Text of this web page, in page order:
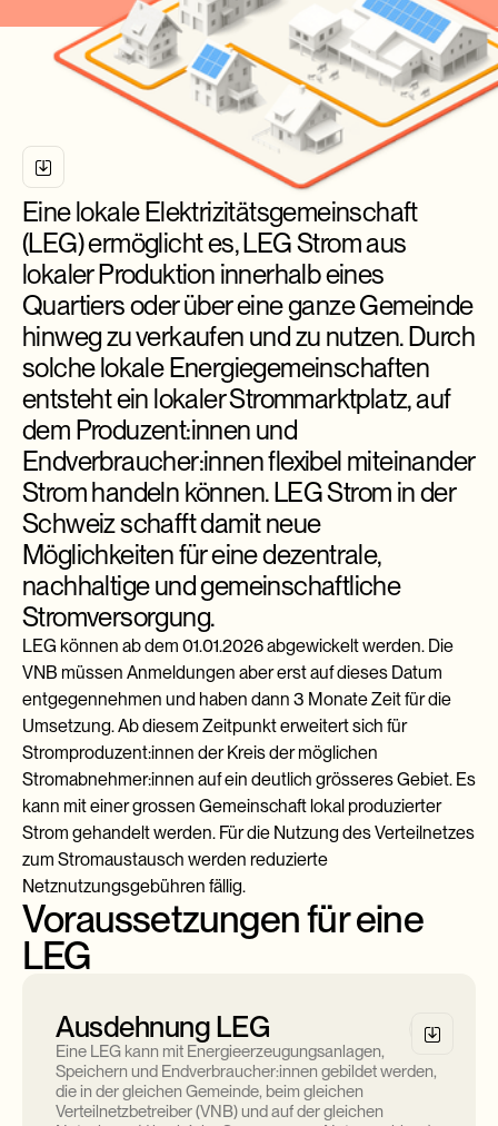
Eine lokale Elektrizitätsgemeinschaft
(LEG) ermöglicht es, LEG Strom aus
lokaler Produktion innerhalb eines
Quartiers oder über eine ganze Gemeinde
hinweg zu verkaufen und zu nutzen. Durch
solche lokale Energiegemeinschaften
entsteht ein lokaler Strommarktplatz, auf
dem Produzent:innen und
Endverbraucher:innen flexibel miteinander
Strom handeln können. LEG Strom in der
Schweiz schafft damit neue
Möglichkeiten für eine dezentrale,
nachhaltige und gemeinschaftliche
Stromversorgung.
LEG können ab dem 01.01.2026 abgewickelt werden. Die
VNB müssen Anmeldungen aber erst auf dieses Datum
entgegennehmen und haben dann 3 Monate Zeit für die
Umsetzung. Ab diesem Zeitpunkt erweitert sich für
Stromproduzent:innen der Kreis der möglichen
Stromabnehmer:innen auf ein deutlich grösseres Gebiet. Es
kann mit einer grossen Gemeinschaft lokal produzierter
Strom gehandelt werden. Für die Nutzung des Verteilnetzes
zum Stromaustausch werden reduzierte
Netznutzungsgebühren fällig.
Voraussetzungen für eine
LEG
Ausdehnung LEG
Eine LEG kann mit Energieerzeugungsanlagen,
Speichern und Endverbraucher:innen gebildet werden,
die in der gleichen Gemeinde, beim gleichen
Verteilnetzbetreiber (VNB) und auf der gleichen